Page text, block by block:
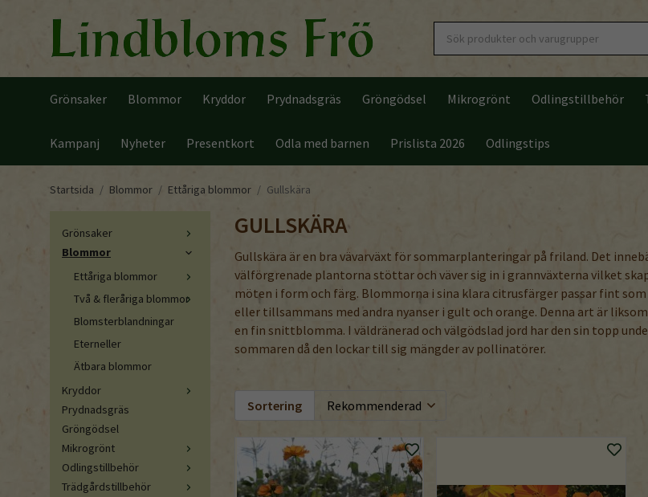
Grönsaker Blommor Kryddor Prydnadsgräs Gröngödsel Mikrogrönt Odlingstillbehör
Kampanj Nyheter Presentkort Odla med barnen Prislista 2026 Odlingstips
Startsida / Blommor / Ettåriga blommor / Gullskära
Grönsaker
Blommor
Ettåriga blommor
Två & fleråriga blommor
Blomsterblandningar
Eterneller
Ätbara blommor
Kryddor
Prydnadsgräs
Gröngödsel
Mikrogrönt
Odlingstillbehör
Trädgårdstillbehör
GULLSKÄRA
Gullskära är en bra vävarväxt för sommarplanteringar på friland. Det
välförgrenade plantorna stöttar och väver sig in i grannväxterna vilket
möten i form och färg. Blommorna i sina klara citrusfärger passar fint
eller tillsammans med andra nyanser i gult och orange. Denna art är
en fin snittblomma. I väldränerad och välgödslad jord har den sin topp
sommaren då den lockar till sig mängder av pollinatörer.
Sortering